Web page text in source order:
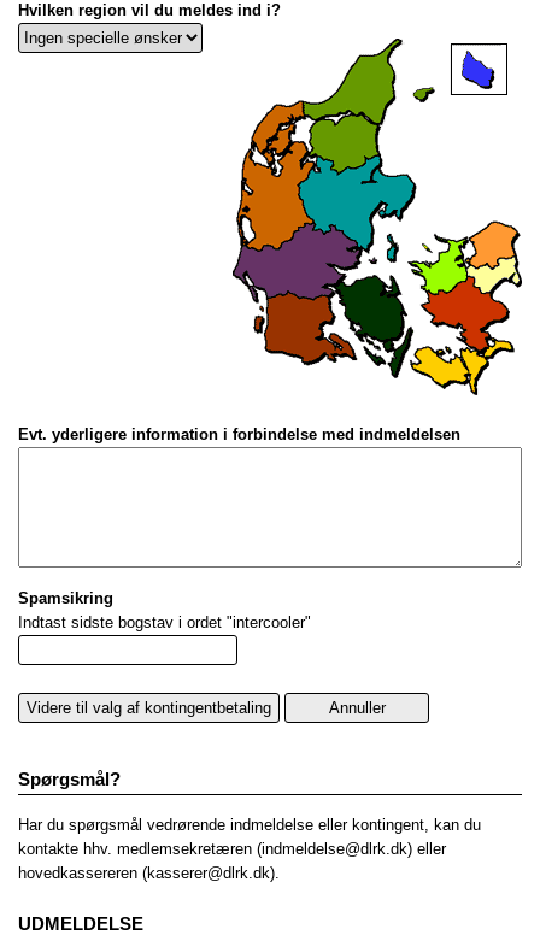
Hvilken region vil du meldes ind i?
Evt. yderligere information i forbindelse med indmeldelsen
Spamsikring
Indtast sidste bogstav i ordet "intercooler"
Spørgsmål?
Har du spørgsmål vedrørende indmeldelse eller kontingent, kan du
kontakte hhv. medlemsekretæren (indmeldelse@dlrk.dk) eller
hovedkassereren (kasserer@dlrk.dk).
UDMELDELSE